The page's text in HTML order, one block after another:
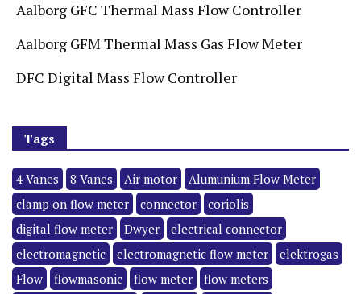
Aalborg GFC Thermal Mass Flow Controller
Aalborg GFM Thermal Mass Gas Flow Meter
DFC Digital Mass Flow Controller
Tags
4 Vanes 8 Vanes Air motor
Alumunium Flow Meter
clamp on flow meter
connector
coriolis
digital flow meter
Dwyer
electrical connector
electromagnetic
electromagnetic flow meter
elektrogas
Flow
flowmasonic flow meter
flow meters